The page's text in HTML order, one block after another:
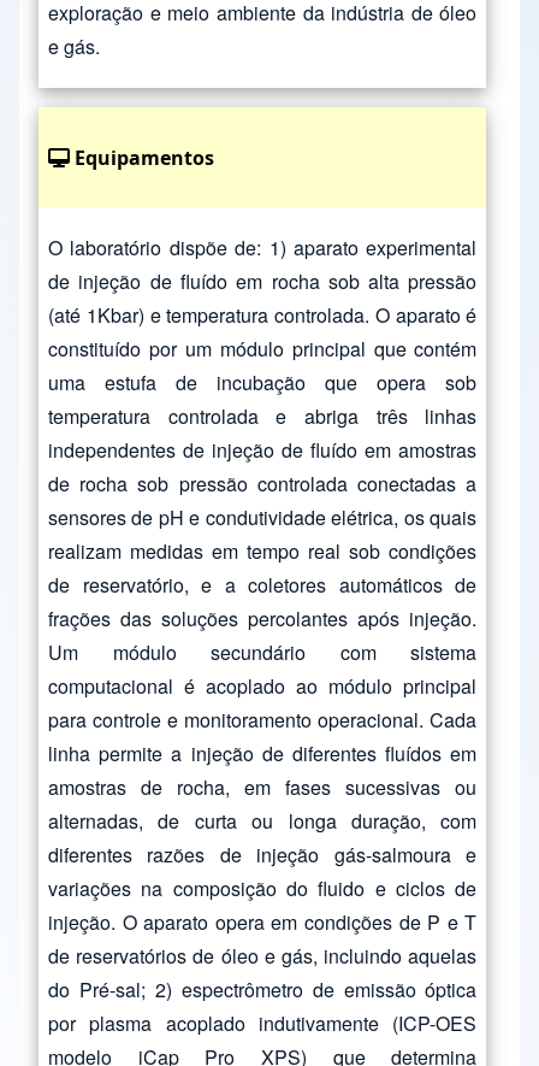
exploração e meio ambiente da indústria de óleo
e gás.
Equipamentos
O laboratório dispõe de: 1) aparato experimental
de injeção de fluído em rocha sob alta pressão
(até 1Kbar) e temperatura controlada. O aparato é
constituído por um módulo principal que contém
uma estufa de incubação que opera sob
temperatura controlada e abriga três linhas
independentes de injeção de fluído em amostras
de rocha sob pressão controlada conectadas a
sensores de pH e condutividade elétrica, os quais
realizam medidas em tempo real sob condições
de reservatório, e a coletores automáticos de
frações das soluções percolantes após injeção.
Um módulo secundário com sistema
computacional é acoplado ao módulo principal
para controle e monitoramento operacional. Cada
linha permite a injeção de diferentes fluídos em
amostras de rocha, em fases sucessivas ou
alternadas, de curta ou longa duração, com
diferentes razões de injeção gás-salmoura e
variações na composição do fluido e ciclos de
injeção. O aparato opera em condições de P e T
de reservatórios de óleo e gás, incluindo aquelas
do Pré-sal; 2) espectrômetro de emissão óptica
por plasma acoplado indutivamente (ICP-OES
modelo iCap Pro XPS) que determina